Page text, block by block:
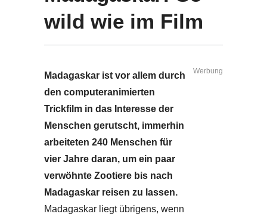
wild wie im Film
Madagaskar ist vor allem durch
den computeranimierten
Trickfilm in das Interesse der
Menschen gerutscht, immerhin
arbeiteten 240 Menschen für
vier Jahre daran, um ein paar
verwöhnte Zootiere bis nach
Madagaskar reisen zu lassen.
Madagaskar liegt übrigens, wenn
Werbung